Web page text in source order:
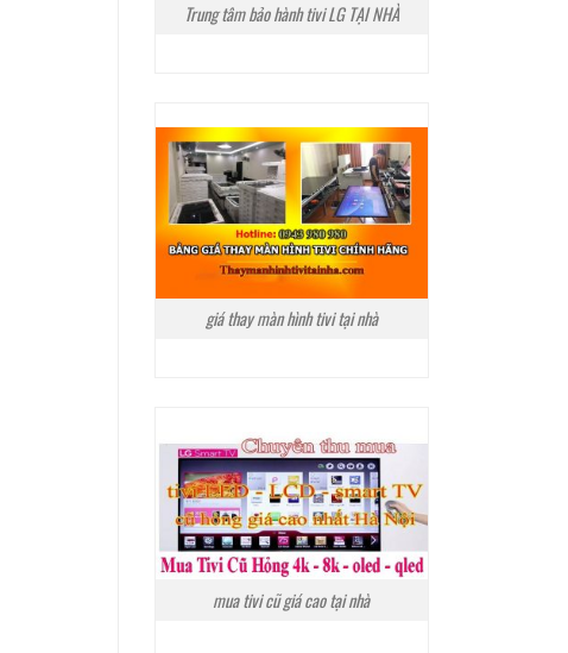
Trung tâm bảo hành tivi LG TẠI NHÀ
giá thay màn hình tivi tại nhà
mua tivi cũ giá cao tại nhà